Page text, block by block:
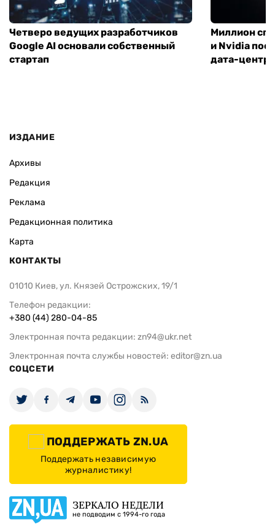
Четверо ведущих разработчиков
Google AI основали собственный
стартап
Миллион
и Nvidia
дата-центр
ИЗДАНИЕ
Архивы
Редакция
Реклама
Редакционная политика
Карта
КОНТАКТЫ
01010 Киев, ул. Князей Острожских, 19/1
Телефон редакции:
+380 (44) 280-04-85
Электронная почта редакции: zn94@ukr.net
Электронная почта службы новостей: editor@zn.ua
СОЦСЕТИ
ПОДДЕРЖАТЬ ZN.UA
Поддержать независимую
журналистику!
ЗЕРКАЛО НЕДЕЛИ
не подводим с 1994-го года